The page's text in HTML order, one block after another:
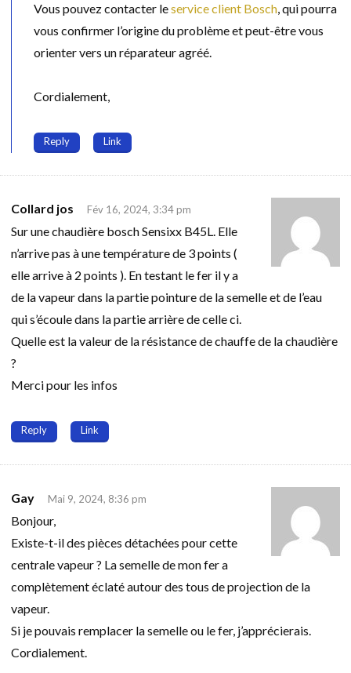
Vous pouvez contacter leservice client Bosch, qui pourra
vous confirmer l’origine du problème et peut-être vous
orienter vers un réparateur agréé.
Cordialement,
Reply Link
Collard jos Fév 16, 2024, 3:34 pm
Sur une chaudière bosch Sensixx B45L. Elle
n’arrive pas à une température de 3 points (
elle arrive à 2 points ). En testant le fer il y a
de la vapeur dans la partie pointure de la semelle et de l’eau
qui s’écoule dans la partie arrière de celle ci.
Quelle est la valeur de la résistance de chauffe de la chaudière
?
Merci pour les infos
Reply Link
Gay Mai 9, 2024, 8:36 pm
Bonjour,
Existe-t-il des pièces détachées pour cette
centrale vapeur ? La semelle de mon fer a
complètement éclaté autour des tous de projection de la
vapeur.
Si je pouvais remplacer la semelle ou le fer, j’apprécierais.
Cordialement.